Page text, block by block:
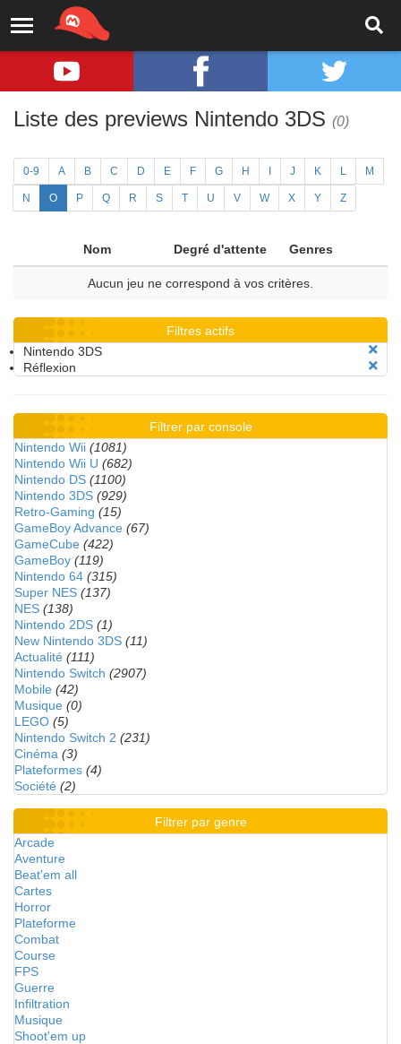
Liste des previews Nintendo 3DS (0)
0-9 A B C D E F G H J K L M
N O P Q R S T U V W X Y Z
Nom Degré d'attente Genres
Aucun jeu ne correspond à vos critères.
Filtres actifs
Nintendo 3DS
Réflexion
Filtrer par console
Nintendo Wii (1081)
Nintendo Wii U (682)
Nintendo DS (1100)
Nintendo 3DS (929)
Retro-Gaming (15)
GameBoy Advance (67)
GameCube (422)
GameBoy (119)
Nintendo 64 (315)
Super NES (137)
NES (138)
Nintendo 2DS (1)
New Nintendo 3DS (11)
Actualité (111)
Nintendo Switch (2907)
Mobile (42)
Musique (0)
LEGO (5)
Nintendo Switch 2 (231)
Cinéma (3)
Plateformes (4)
Société (2)
Filtrer par genre
Arcade
Aventure
Beat'em all
Cartes
Horror
Plateforme
Combat
Course
FPS
Guerre
Infiltration
Musique
Shoot'em up